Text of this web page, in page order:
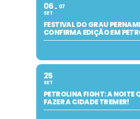
06
SET
07
FESTIVAL DO GRAU
CONFIRMA EDIÇÃO EM
25
SET
PETROLINA FIGHT: A NOITE
FAZER A CIDADE TREMER!